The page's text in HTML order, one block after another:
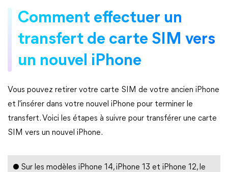
Comment effectuer un
transfert de carte SIM vers
un nouvel iPhone
Vous pouvez retirer votre carte SIM de votre ancien iPhone
et l'insérer dans votre nouvel iPhone pour terminer le
transfert. Voici les étapes à suivre pour transférer une carte
SIM vers un nouvel iPhone.
● Sur les modèles iPhone 14, iPhone 13 et iPhone 12, le